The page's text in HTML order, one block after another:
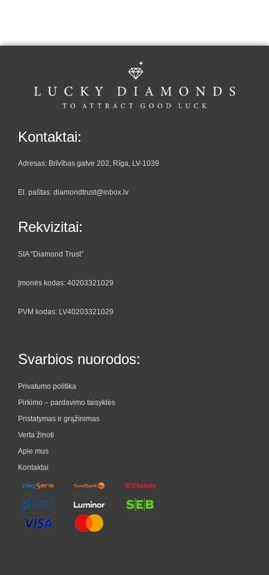
Kontaktai:
Adresas: Brīvības gatve 202, Rīga, LV-1039
El. paštas: diamondtrust@inbox.lv
Rekvizitai:
SIA “Diamond Trust”
Įmonės kodas: 40203321029
PVM kodas: LV40203321029
Svarbios nuorodos:
Privatumo politika
Pirkimo – pardavimo taisyklės
Pristatymas ir grąžinimas
Verta žinoti
Apie mus
Kontaktai